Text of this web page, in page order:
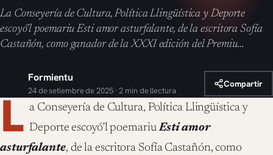
La Conseyería de Cultura, Política Llingüística y Deporte
escoyó’l poemariu Esti amor asturfalante, de la escritora Sofía
Castañón, como ganador de la XXXI edición del Premiu…
Formientu
24 de setiembre de 2025 · 2 min de llectura
Compartir
L a Conseyería de Cultura, Política Llingüística y
Deporte escoyó’l poemariuEsti amor
asturfalante, de la escritora Sofía Castañón, como